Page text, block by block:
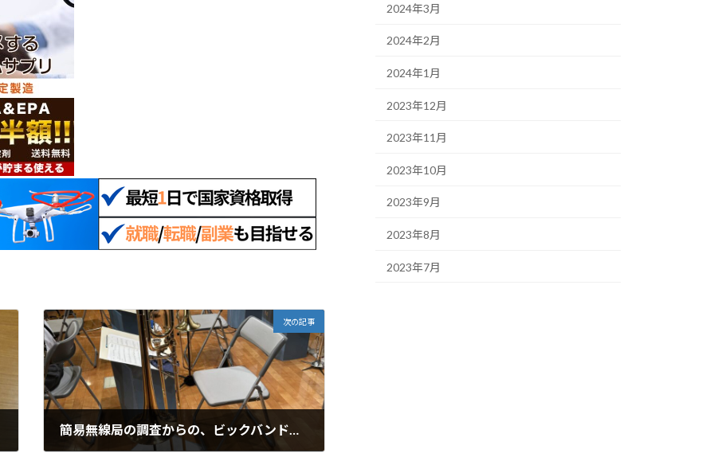
次の記事
簡易無線局の調査からの、ビックバンド練習
2024年3月
2024年2月
2024年1月
2023年12月
2023年11月
2023年10月
2023年9月
2023年8月
2023年7月